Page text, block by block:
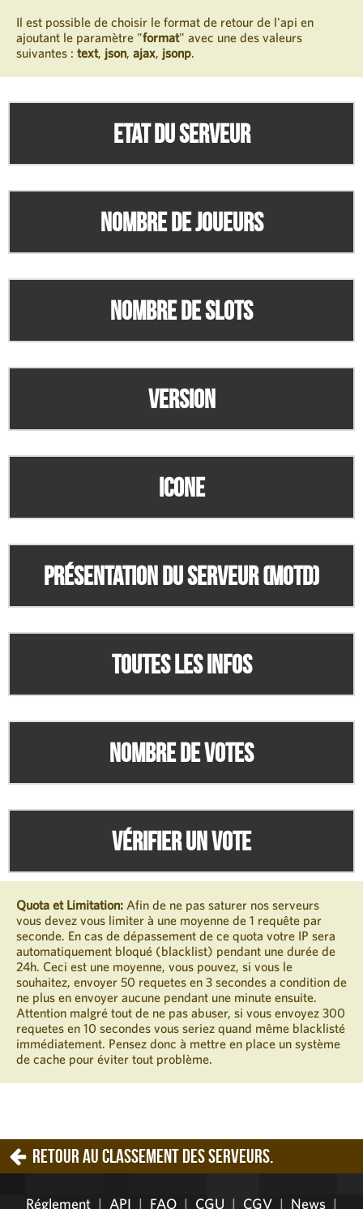
Il est possible de choisir le format de retour de l'api en
ajoutant le paramètre "format" avec une des valeurs
suivantes : text, json, ajax, jsonp.
Etat du serveur
Nombre de joueurs
Nombre de slots
Version
Icone
Présentation du serveur (MOTD)
Toutes les infos
Nombre de votes
Vérifier un vote
Quota et Limitation: Afin de ne pas saturer nos serveurs
vous devez vous limiter à une moyenne de 1 requête par
seconde. En cas de dépassement de ce quota votre IP sera
automatiquement bloqué (blacklist) pendant une durée de
24h. Ceci est une moyenne, vous pouvez, si vous le
souhaitez, envoyer 50 requetes en 3 secondes a condition de
ne plus en envoyer aucune pendant une minute ensuite.
Attention malgré tout de ne pas abuser, si vous envoyez 300
requetes en 10 secondes vous seriez quand même blacklisté
immédiatement. Pensez donc à mettre en place un système
de cache pour éviter tout problème.
Retour au classement des serveurs.
Réglement | API | FAQ | CGU | CGV | News |